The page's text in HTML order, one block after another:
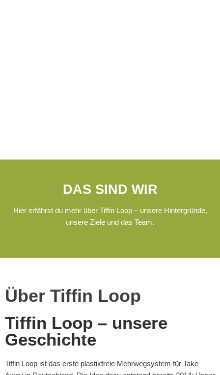
DAS SIND WIR
Hier erfährst du mehr über Tiffin Loop – unsere Hinter‍gründe,
unsere Ziele und das Team.
Über Tiffin Loop
Tiffin Loop – unsere
Geschichte
Tiffin Loop ist das erste plastikfreie Mehrwegsystem für Take